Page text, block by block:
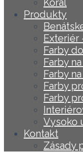
Koral
Produkty
Exteriér
Farby
Farby
Farby
Farby
Farby
Vysoko
Kontakt
Zásady